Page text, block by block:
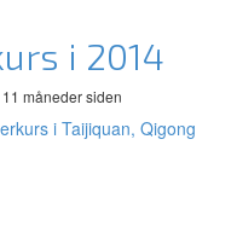
i 2014
11 måneder siden
i Taijiquan, Qigong